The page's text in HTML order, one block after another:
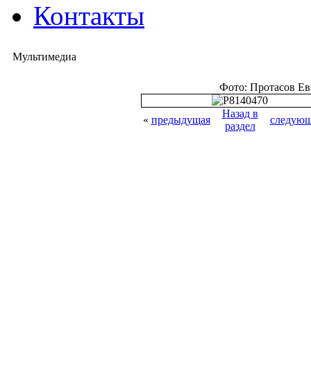
Контакты
Мультимедиа
Фото: Протасов
« предыдущая
Назад в
раздел